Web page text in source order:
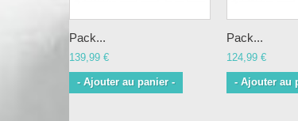
Pack...
139,99 €
- Ajouter au panier -
Pack...
124,99 €
- Ajouter au